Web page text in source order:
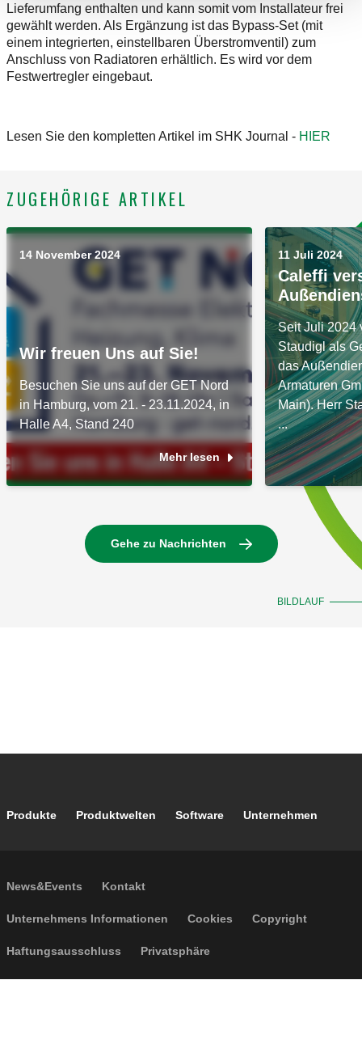
Lieferumfang enthalten und kann somit vom Installateur frei
gewählt werden. Als Ergänzung ist das Bypass-Set (mit
einem integrierten, einstellbaren Überstromventil) zum
Anschluss von Radiatoren erhältlich. Es wird vor dem
Festwertregler eingebaut.
Lesen Sie den kompletten Artikel im SHK Journal - HIER
ZUGEHÖRIGE ARTIKEL
14 November 2024
Wir freuen Uns auf Sie!
Besuchen Sie uns auf der GET Nord
in Hamburg, vom 21. - 23.11.2024, in
Halle A4, Stand 240
Mehr lesen
11 Juli 2024
Caleffi
Seit Juli 2024
Staudigl als
das
Armaturen
Main). Herr
...
BILDLAUF
Gehe zu Nachrichten
Footer main navigation
Produkte Produktwelten Software Unternehmen
Footer secondary navigation
News&Events Kontakt
Footer menu
Unternehmens Informationen Cookies Copyright
Haftungsausschluss Privatsphäre
Allgemeine Verkaufsbedingungen Barrierefreiheit